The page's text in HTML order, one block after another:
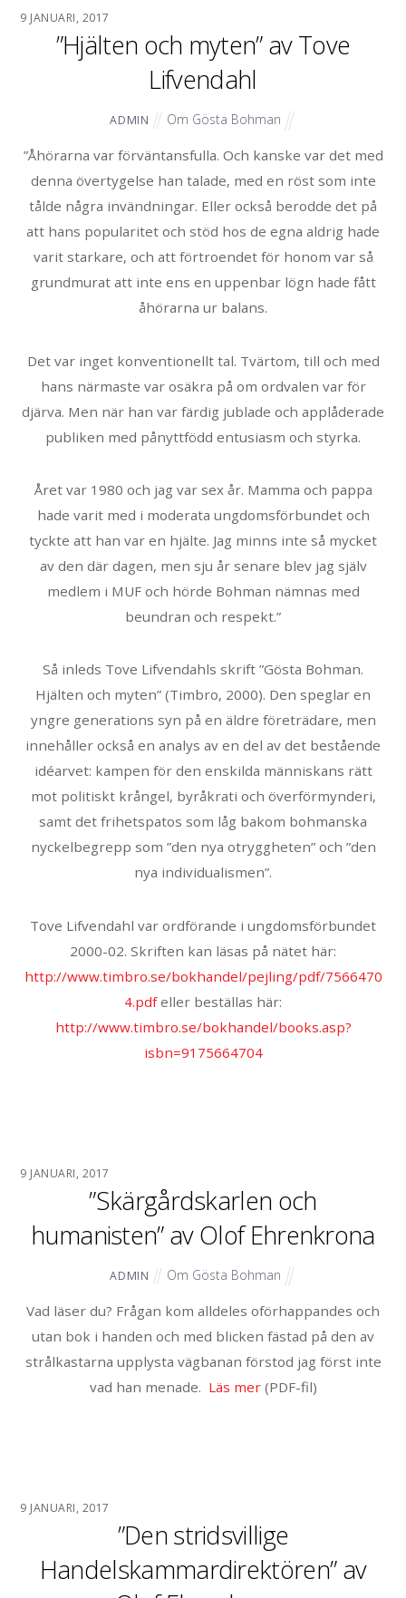
9 JANUARI, 2017
”Hjälten och myten” av Tove
Lifvendahl
ADMIN Om Gösta Bohman
”Åhörarna var förväntansfulla. Och kanske var det med
denna övertygelse han talade, med en röst som inte
tålde några invändningar. Eller också berodde det på
att hans popularitet och stöd hos de egna aldrig hade
varit starkare, och att förtroendet för honom var så
grundmurat att inte ens en uppenbar lögn hade fått
åhörarna ur balans.
Det var inget konventionellt tal. Tvärtom, till och med
hans närmaste var osäkra på om ordvalen var för
djärva. Men när han var färdig jublade och applåderade
publiken med pånyttfödd entusiasm och styrka.
Året var 1980 och jag var sex år. Mamma och pappa
hade varit med i moderata ungdomsförbundet och
tyckte att han var en hjälte. Jag minns inte så mycket
av den där dagen, men sju år senare blev jag själv
medlem i MUF och hörde Bohman nämnas med
beundran och respekt.”
Så inleds Tove Lifvendahls skrift ”Gösta Bohman.
Hjälten och myten” (Timbro, 2000). Den speglar en
yngre generations syn på en äldre företrädare, men
innehåller också en analys av en del av det bestående
idéarvet: kampen för den enskilda människans rätt
mot politiskt krångel, byråkrati och överförmynderi,
samt det frihetspatos som låg bakom bohmanska
nyckelbegrepp som ”den nya otryggheten” och ”den
nya individualismen”.
Tove Lifvendahl var ordförande i ungdomsförbundet
2000-02. Skriften kan läsas på nätet här:
http://www.timbro.se/bokhandel/pejling/pdf/7566470
4.pdfeller beställas här:
http://www.timbro.se/bokhandel/books.asp?
isbn=9175664704
9 JANUARI, 2017
”Skärgårdskarlen och
humanisten” av Olof Ehrenkrona
ADMIN Om Gösta Bohman
Vad läser du? Frågan kom alldeles oförhappandes och
utan bok i handen och med blicken fästad på den av
strålkastarna upplysta vägbanan förstod jag först inte
vad han menade. Läs mer(PDF-fil)
9 JANUARI, 2017
”Den stridsvillige
Handelskammardirektören” av